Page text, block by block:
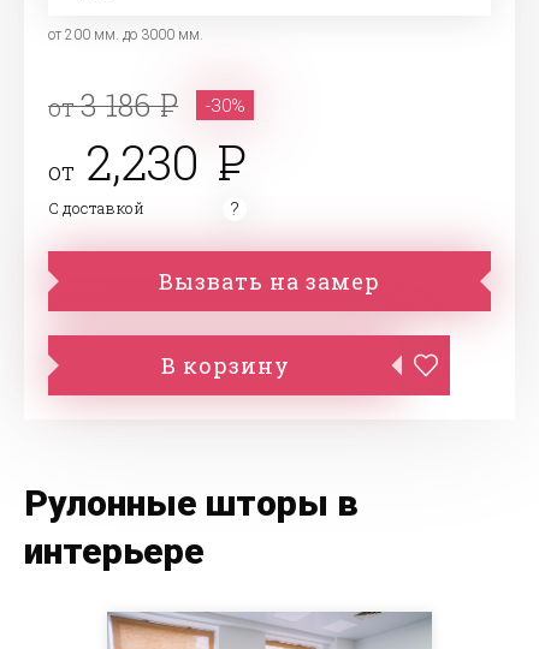
от 200 мм. до 3000 мм.
от3 186 -30%
от 2,230
С доставкой
Вызвать на замер
В корзину
Рулонные шторы в
интерьере